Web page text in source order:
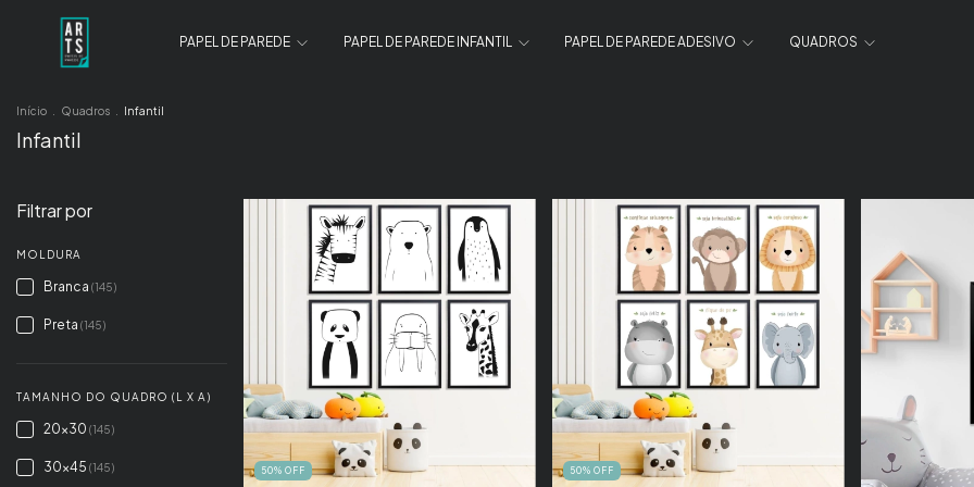
PAPEL DE PAREDE PAPEL DE PAREDE INFANTIL PAPEL DE PAREDE ADESIVO QUADROS
Início Quadros Infantil
Infantil
Filtrar por
MOLDURA
Branca (145)
Preta (145)
TAMANHO DO QUADRO (L X A)
20x30 (145)
30x45 (145) 50% OFF 50% OFF